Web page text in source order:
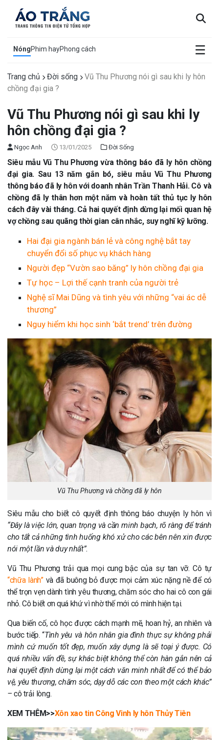
NóngPhim hayPhong cách ☰
×
Trang chủ Đời sống
Vũ Thu Phương nói gì sau khi ly hôn
chồng đại gia ?
Vũ Thu Phương nói gì sau khi ly
hôn chồng đại gia ?
Ngọc Anh 13/01/2025 Đời Sống
Siêu mẫu Vũ Thu Phương vừa thông báo đã ly hôn chồng
đại gia. Sau 13 năm gắn bó, siêu mẫu Vũ Thu Phương
thông báo đã ly hôn với doanh nhân Trần Thanh Hải. Cô và
chồng đã ly thân hơn một năm và hoàn tất thủ tục ly hôn
cách đây vài tháng. Cả hai quyết định dừng lại mối quan hệ
vợ chồng sau quãng thời gian cân nhắc, suy nghĩ kỹ lưỡng.
Hai đại gia ngành bán lẻ và công nghệ bắt tay
chuyển đổi số phục vụ khách hàng
Người đẹp “Vườn sao băng” ly hôn chồng đại gia
Tự học – Lợi thế cạnh tranh của người trẻ
Nghệ sĩ Mai Dũng và tình yêu với những “vai ác dễ
thương”
Nguy hiểm khi học sinh ‘bắt trend’ trên đường
Vũ Thu Phương và chồng đã ly hôn
Siêu mẫu cho biết cô quyết định thông báo chuyện ly hôn vì
“Đây là việc lớn, quan trọng và cần minh bạch, rõ ràng để tránh
cho tất cả những tình huống khó xử cho các bên nên xin được
nói một lần và duy nhất”.
Vũ Thu Phương trải qua mọi cung bậc của sự tan vỡ. Cô tự
“chữa lành”và đã buông bỏ được mọi cảm xúc nặng nề để có
thể trọn vẹn dành tình yêu thương, chăm sóc cho hai cô con gái
nhỏ. Cô biết ơn quá khứ vì nhờ thế mới có mình hiện tại.
Qua biến cố, cô học được cách mạnh mẽ, hoan hỷ, an nhiên và
bước tiếp. “Tình yêu và hôn nhân gia đình thực sự không phải
mình cứ muốn tốt đẹp, muốn xây dựng là sẽ toại ý được. Có
quá nhiều vấn đề, sự khác biệt không thể còn hàn gắn nên cả
hai quyết định dừng lại một cách văn minh nhất để có thể bảo
vệ, yêu thương, chăm sóc, dạy dỗ các con theo một cách khác”
–cô trải lòng.
XEM THÊM>>Xôn xao tin Công Vinh ly hôn Thủy Tiên